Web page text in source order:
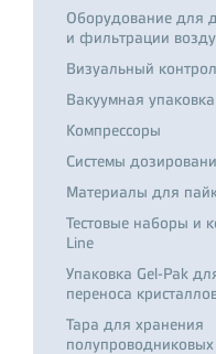
Оборудование для
и фильтрации
Визуальный
Вакуумная упаковка
Компрессоры
Системы
Материалы для
Тестовые наборы и
Line
Упаковка Gel-Pak
переноса
Тара для хранения
полупроводниковых